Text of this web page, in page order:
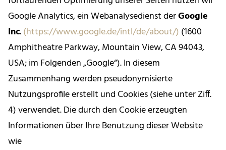
Google Analytics, ein Webanalysedienst derGoogle
Inc.(https://www.google.de/intl/de/about/) (1600
Amphitheatre Parkway, Mountain View, CA 94043,
USA; im Folgenden „Google“). In diesem
Zusammenhang werden pseudonymisierte
Nutzungsprofile erstellt und Cookies (siehe unter Ziff.
4) verwendet. Die durch den Cookie erzeugten
Informationen über Ihre Benutzung dieser Website
wie